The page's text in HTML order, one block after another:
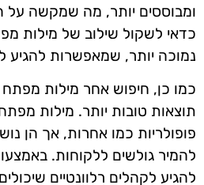
ומבוססים יותר, מה שמקשה
כדאי לשקול שילוב של מילות
נמוכה יותר, שמאפשרות להגיע
כמו כן, חיפוש אחר מילות מפתח
תוצאות טובות יותר. מילות
פופולריות כמו אחרות, אך הן
להמיר גולשים ללקוחות.
להגיע לקהלים רלוונטיים